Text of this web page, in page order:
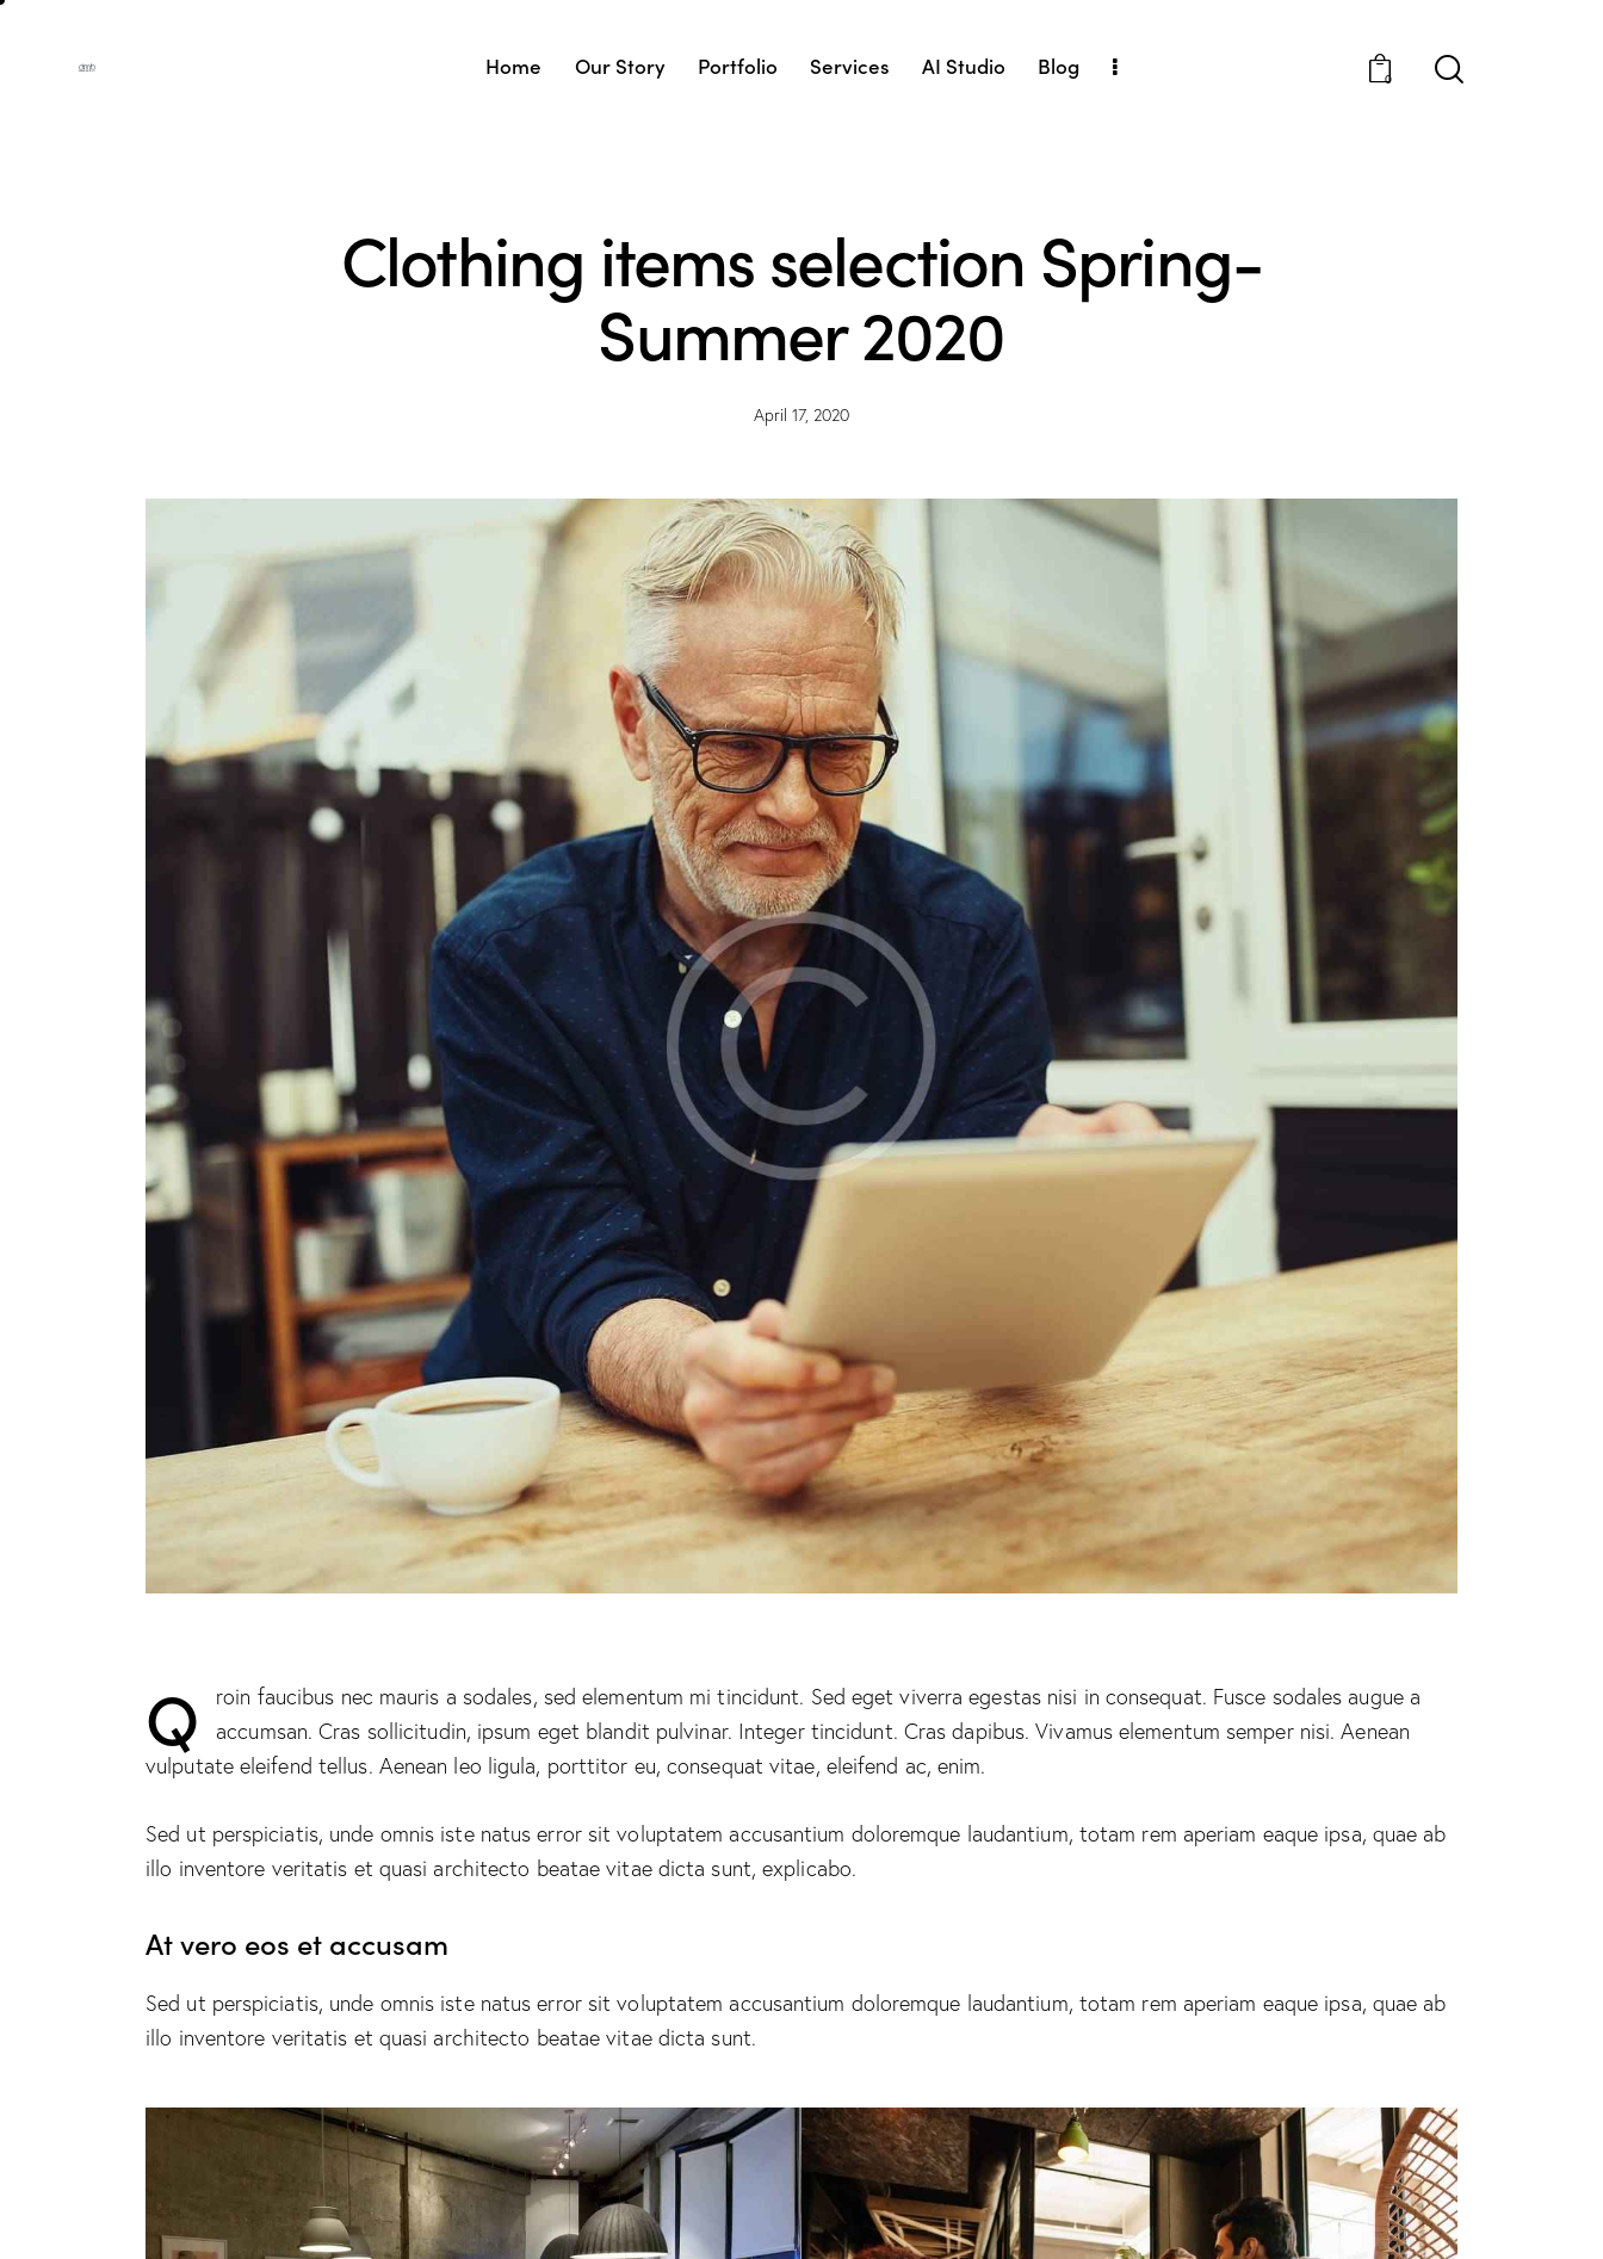
Home Our Story Portfolio Services AI Studio Blog
0
Clothing items selection Spring-
Summer 2020
April 17, 2020
Q
roin faucibus nec mauris a sodales, sed elementum mi tincidunt. Sed eget viverra egestas nisi in consequat. Fusce sodales augue a
accumsan. Cras sollicitudin, ipsum eget blandit pulvinar. Integer tincidunt. Cras dapibus. Vivamus elementum semper nisi. Aenean
vulputate eleifend tellus. Aenean leo ligula, porttitor eu, consequat vitae, eleifend ac, enim.
Sed ut perspiciatis, unde omnis iste natus error sit voluptatem accusantium doloremque laudantium, totam rem aperiam eaque ipsa, quae ab
illo inventore veritatis et quasi architecto beatae vitae dicta sunt, explicabo.
At vero eos et accusam
Sed ut perspiciatis, unde omnis iste natus error sit voluptatem accusantium doloremque laudantium, totam rem aperiam eaque ipsa, quae ab
illo inventore veritatis et quasi architecto beatae vitae dicta sunt.